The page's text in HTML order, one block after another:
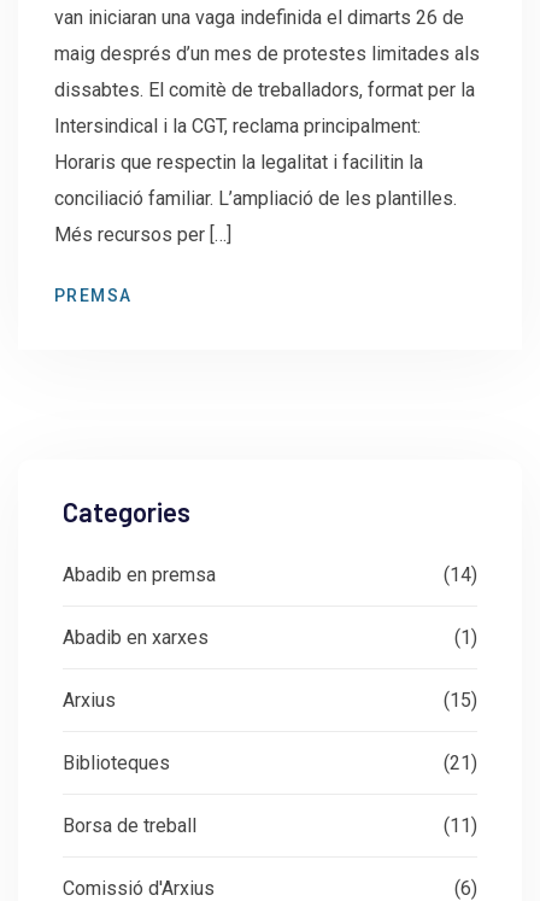
van iniciaran una vaga indefinida el dimarts 26 de
maig després d’un mes de protestes limitades als
dissabtes. El comitè de treballadors, format per la
Intersindical i la CGT, reclama principalment:
Horaris que respectin la legalitat i facilitin la
conciliació familiar. L’ampliació de les plantilles.
Més recursos per […]
PREMSA
Categories
Abadib en premsa (14)
Abadib en xarxes (1)
Arxius (15)
Biblioteques (21)
Borsa de treball (11)
Comissió d'Arxius (6)